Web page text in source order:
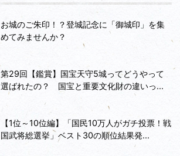
お城のご朱印！？登城記念に「御城印」を集
めてみませんか？
第29回【鑑賞】国宝天守5城ってどうやって
選ばれたの？ 国宝と重要文化財の違いっ...
【1位～10位編】「国民10万人がガチ投票！戦
国武将総選挙」ベスト30の順位結果発...